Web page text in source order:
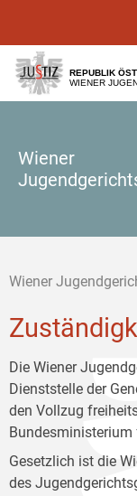
[1]
[2]
[3]
REPUBLIK
WIENER
Wiener
Wiener
Die Wiener
Dienststelle der
den Vollzug
Gesetzlich ist die
des